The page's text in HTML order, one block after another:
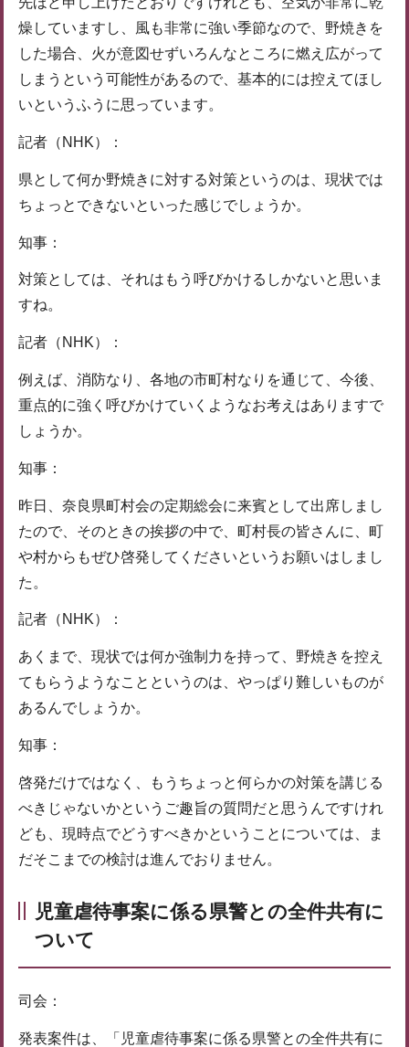
燥していますし、風も非常に強い季節なので、野焼きを
した場合、火が意図せずいろんなところに燃え広がって
しまうという可能性があるので、基本的には控えてほし
いというふうに思っています。
記者（NHK）：
県として何か野焼きに対する対策というのは、現状では
ちょっとできないといった感じでしょうか。
知事：
対策としては、それはもう呼びかけるしかないと思いま
すね。
記者（NHK）：
例えば、消防なり、各地の市町村なりを通じて、今後、
重点的に強く呼びかけていくようなお考えはありますで
しょうか。
知事：
昨日、奈良県町村会の定期総会に来賓として出席しまし
たので、そのときの挨拶の中で、町村長の皆さんに、町
や村からもぜひ啓発してくださいというお願いはしまし
た。
記者（NHK）：
あくまで、現状では何か強制力を持って、野焼きを控え
てもらうようなことというのは、やっぱり難しいものが
あるんでしょうか。
知事：
啓発だけではなく、もうちょっと何らかの対策を講じる
べきじゃないかというご趣旨の質問だと思うんですけれ
ども、現時点でどうすべきかということについては、ま
だそこまでの検討は進んでおりません。
児童虐待事案に係る県警との全件共有に
ついて
司会：
発表案件は、「児童虐待事案に係る県警との全件共有に